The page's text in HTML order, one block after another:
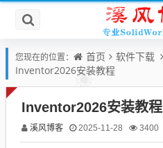
您现在的位置： 首页 软件下载
Inventor2026安装教程
Inventor2026安装教程
溪风博客 2025-11-28 3400